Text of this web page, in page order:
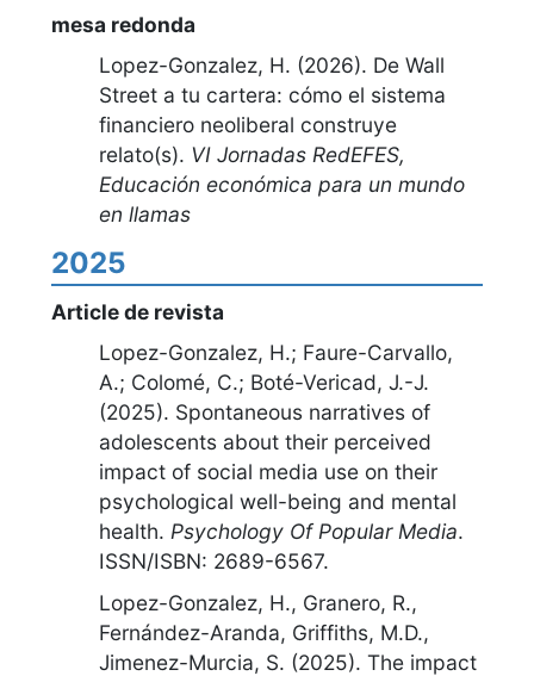
mesa redonda
Lopez-Gonzalez, H. (2026). De Wall
Street a tu cartera: cómo el sistema
financiero neoliberal construye
relato(s). VI Jornadas RedEFES,
Educación económica para un mundo
en llamas
2025
Article de revista
Lopez-Gonzalez, H.; Faure-Carvallo,
A.; Colomé, C.; Boté-Vericad, J.-J.
(2025). Spontaneous narratives of
adolescents about their perceived
impact of social media use on their
psychological well-being and mental
health. Psychology Of Popular Media.
ISSN/ISBN: 2689-6567.
Lopez-Gonzalez, H., Granero, R.,
Fernández-Aranda, Griffiths, M.D.,
Jimenez-Murcia, S. (2025).The impact